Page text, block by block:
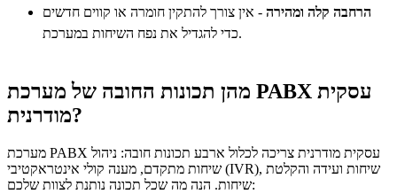
הרחבה קלה ומהירה - אין צורך להתקין חומרה או קווים חדשים
כדי להגדיל את נפח השיחות במערכת.
מהן תכונות החובה של מערכת PABX עסקית
מודרנית?
מערכת PABX עסקית מודרנית צריכה לכלול ארבע תכונות חובה: ניהול
שיחות מתקדם, מענה קולי אינטראקטיבי (IVR), שיחות ועידה והקלטת
שיחות. הנה מה שכל תכונה נותנת לצוות שלכם: